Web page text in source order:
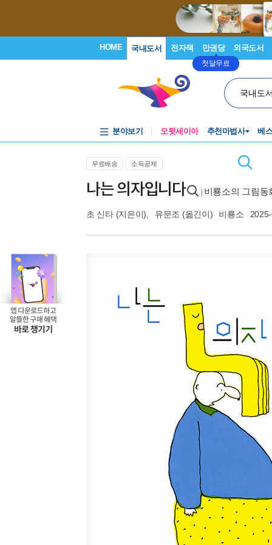
HOME 국내도서 전자책 만권당
첫달무료
외국도서
국내도
분야보기 오뒷세이아 추천마법사 베
무료배송 소득공제
나는 의자입니다 비룡소의 그림동
초 신타(지은이), 유문조 (옮긴이) 비룡소